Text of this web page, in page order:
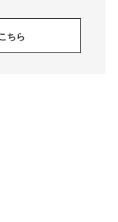
ちら